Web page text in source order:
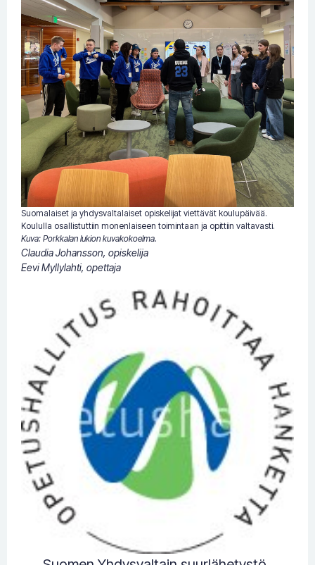
Suomalaiset ja yhdysvaltalaiset opiskelijat viettävät koulupäivää.
Koululla osallistuttiin monenlaiseen toimintaan ja opittiin valtavasti.
Kuva: Porkkalan lukion kuvakokoelma.
Claudia Johansson, opiskelija
Eevi Myllylahti, opettaja